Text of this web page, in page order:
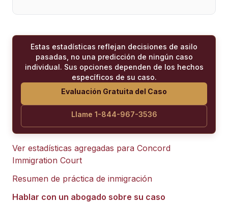
Estas estadísticas reflejan decisiones de asilo
pasadas, no una predicción de ningún caso
individual. Sus opciones dependen de los hechos
específicos de su caso.
Evaluación Gratuita del Caso
Llame 1-844-967-3536
Ver estadísticas agregadas para Concord
Immigration Court
Resumen de práctica de inmigración
Hablar con un abogado sobre su caso